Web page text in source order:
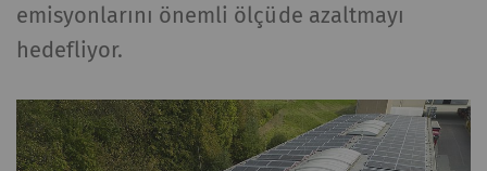
emisyonlarını önemli ölçüde azaltmayı
hedefliyor.